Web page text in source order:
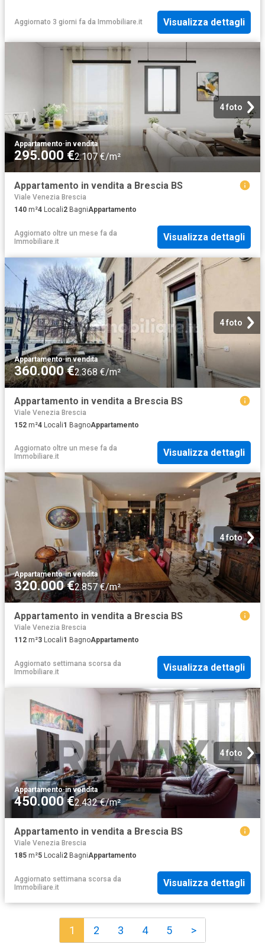
Aggiornato 3 giorni fa da Immobiliare.it Visualizza dettagli
4 foto
Appartamento·in vendita
295.000 €2.107 €/m²
Appartamento in vendita a Brescia BS
Viale Venezia Brescia
140 m²4 Locali2 BagniAppartamento
Aggiornato oltre un mese fa da
Immobiliare.it
Visualizza dettagli
4 foto
Appartamento·in vendita
360.000 €2.368 €/m²
Appartamento in vendita a Brescia BS
Viale Venezia Brescia
152 m²4 Locali1 BagnoAppartamento
Aggiornato oltre un mese fa da
Immobiliare.it
Visualizza dettagli
4 foto
Appartamento·in vendita
320.000 €2.857 €/m²
Appartamento in vendita a Brescia BS
Viale Venezia Brescia
112 m²3 Locali1 BagnoAppartamento
Aggiornato settimana scorsa da
Immobiliare.it
Visualizza dettagli
4 foto
Appartamento·in vendita
450.000 €2.432 €/m²
Appartamento in vendita a Brescia BS
Viale Venezia Brescia
185 m²5 Locali2 BagniAppartamento
Aggiornato settimana scorsa da
Immobiliare.it
Visualizza dettagli
1 2 3 4 5 >